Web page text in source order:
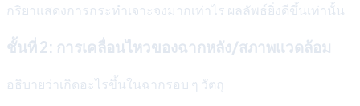
กริยาแสดงการกระทำเจาะจงมากเท่าไร ผลลัพธ์ยิ่งดีขึ้นเท่านั้น
ชั้นที่ 2: การเคลื่อนไหวของฉากหลัง/สภาพแวดล้อม
อธิบายว่าเกิดอะไรขึ้นในฉากรอบ ๆ วัตถุ